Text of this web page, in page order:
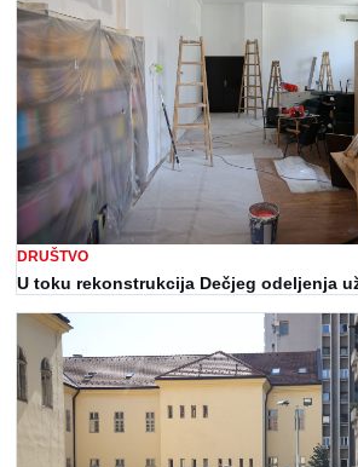
DRUŠTVO
U toku rekonstrukcija Dečjeg odeljenja